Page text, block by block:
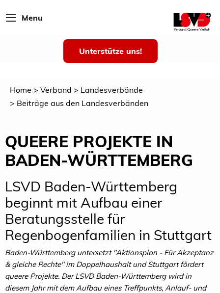
Menu
Unterstütze uns!
Home Verband
Landesverbände
Beiträge aus den Landesverbänden
QUEERE PROJEKTE IN
BADEN-WÜRTTEMBERG
LSVD Baden-Württemberg
beginnt mit Aufbau einer
Beratungsstelle für
Regenbogenfamilien in Stuttgart
Baden-Württemberg untersetzt "Aktionsplan - Für Akzeptanz
& gleiche Rechte" im Doppelhaushalt und Stuttgart fördert
queere Projekte. Der LSVD Baden-Württemberg wird in
diesem Jahr mit dem Aufbau eines Treffpunkts, Anlauf- und